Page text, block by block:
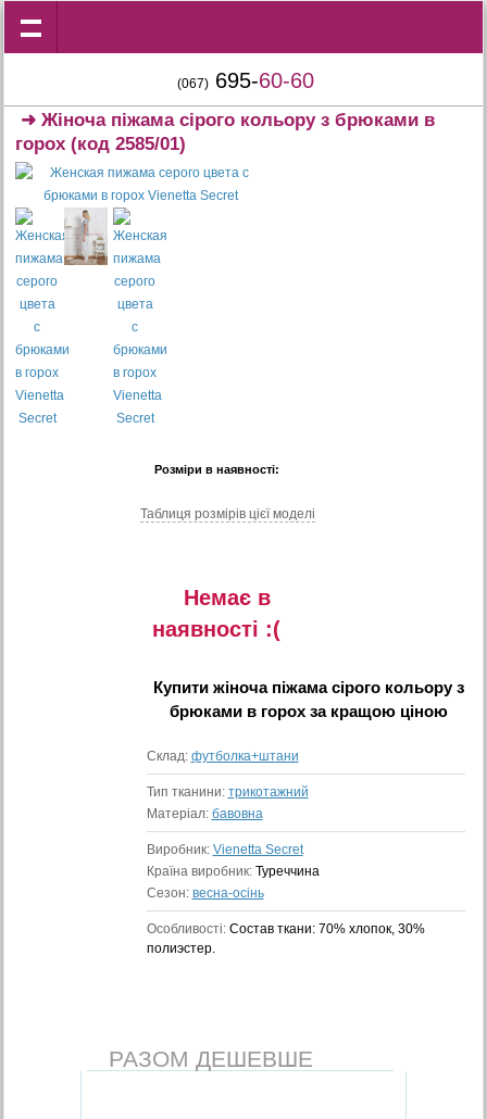
(067) 695-60-60
➜Жіноча піжама сірого кольору з брюками в
горох (код 2585/01)
Розміри в наявності:
Таблиця розмiрiв цiєї моделi
Немає в
наявностi :(
Купити жіноча піжама сірого кольору з
брюками в горохза кращою ціною
Склад: футболка+штани
Тип тканини: трикотажний
Матеріал: бавовна
Виробник: Vienetta Secret
Країна виробник: Туреччина
Сезон: весна-осінь
Особливості: Состав ткани: 70% хлопок, 30%
полиэстер.
РАЗОМ ДЕШЕВШЕ